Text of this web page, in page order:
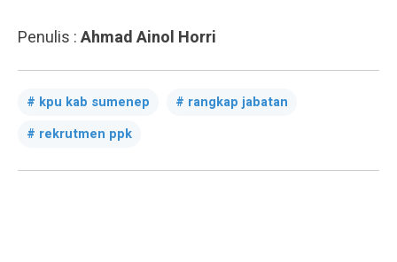
Penulis :Ahmad Ainol Horri
kpu kab sumenep
rangkap jabatan
rekrutmen ppk